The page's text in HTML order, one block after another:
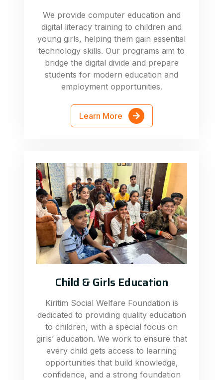
We provide computer education and
digital literacy training to children and
young girls, helping them gain essential
technology skills. Our programs aim to
bridge the digital divide and prepare
students for modern education and
employment opportunities.
Learn More
Child & Girls Education
Kiritim Social Welfare Foundation is
dedicated to providing quality education
to children, with a special focus on
girls’ education. We work to ensure that
every child gets access to learning
opportunities that build knowledge,
confidence, and a strong foundation